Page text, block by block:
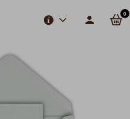
0